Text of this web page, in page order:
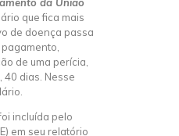
que fica mais
de doença passa
de uma perícia,
40 dias. Nesse
incluída pelo
em seu relatório